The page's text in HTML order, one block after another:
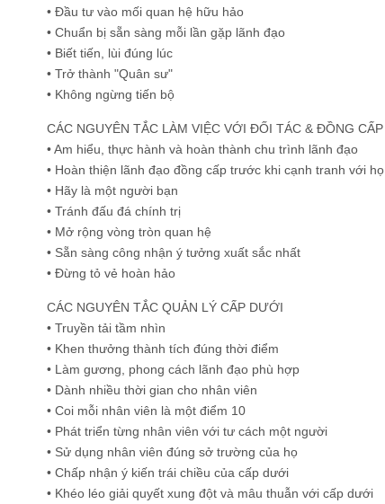
• Đầu tư vào mối quan hệ hữu hảo
• Chuẩn bị sẵn sàng mỗi lần gặp lãnh đạo
• Biết tiến, lùi đúng lúc
• Trở thành "Quân sư"
• Không ngừng tiến bộ
CÁC NGUYÊN TẮC LÀM VIỆC VỚI ĐỐI TÁC & ĐỒNG CẤP
• Am hiểu, thực hành và hoàn thành chu trình lãnh đạo
• Hoàn thiện lãnh đạo đồng cấp trước khi cạnh tranh với họ
• Hãy là một người bạn
• Tránh đấu đá chính trị
• Mở rộng vòng tròn quan hệ
• Sẵn sàng công nhận ý tưởng xuất sắc nhất
• Đừng tỏ vẻ hoàn hảo
CÁC NGUYÊN TẮC QUẢN LÝ CẤP DƯỚI
• Truyền tải tầm nhìn
• Khen thưởng thành tích đúng thời điểm
• Làm gương, phong cách lãnh đạo phù hợp
• Dành nhiều thời gian cho nhân viên
• Coi mỗi nhân viên là một điểm 10
• Phát triển từng nhân viên với tư cách một người
• Sử dụng nhân viên đúng sở trường của họ
• Chấp nhận ý kiến trái chiều của cấp dưới
• Khéo léo giải quyết xung đột và mâu thuẫn với cấp dưới